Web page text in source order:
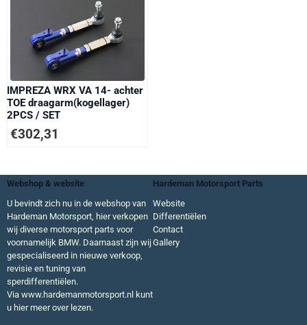
IMPREZA WRX VA 14- achter
TOE draagarm(kogellager)
2PCS / SET
€302,31
Webshop & website
Hardeman Motorsport Parts
U bevindt zich nu in de webshop van
Hardeman Motorsport, hier verkopen
wij diverse motorsport parts voor
voornamelijk BMW. Daarnaast zijn wij
gespecialiseerd in nieuwe verkoop,
revisie en tuning van
sperdifferentiëlen.
Via www.hardemanmotorsport.nl kunt
u hier meer over lezen.
Website
Differentiëlen
Contact
Gallery